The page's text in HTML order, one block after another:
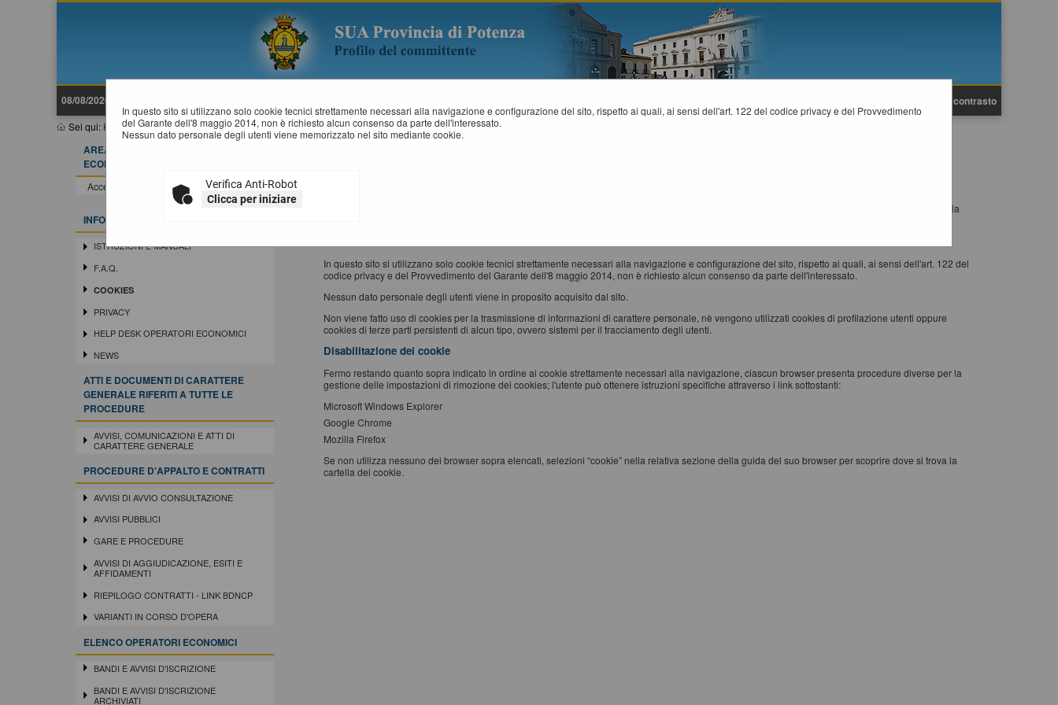
08/08/2026 06:18 Alto contrasto
Sei qui: Home»Informazioni»Cookies
In questo sito si utilizzano solo cookie tecnici strettamente necessari alla navigazione e configurazione del sito, rispetto ai quali, ai sensi dell'art. 122 del codice privacy e del Provvedimento
del Garante dell'8 maggio 2014, non è richiesto alcun consenso da parte dell'interessato.
Nessun dato personale degli utenti viene memorizzato nel sito mediante cookie.
Verifica Anti-Robot
Clicca per iniziare
AREA RISERVATA OPERATORE
ECONOMICO
Accedi - Registrati
INFORMAZIONI
ISTRUZIONI E MANUALI
F.A.Q.
COOKIES
PRIVACY
HELP DESK OPERATORI ECONOMICI
NEWS
ATTI E DOCUMENTI DI CARATTERE
GENERALE RIFERITI A TUTTE LE
PROCEDURE
AVVISI, COMUNICAZIONI E ATTI DI
CARATTERE GENERALE
PROCEDURE D'APPALTO E CONTRATTI
AVVISI DI AVVIO CONSULTAZIONE
AVVISI PUBBLICI
GARE E PROCEDURE
AVVISI DI AGGIUDICAZIONE, ESITI E
AFFIDAMENTI
RIEPILOGO CONTRATTI - LINK BDNCP
VARIANTI IN CORSO D'OPERA
ELENCO OPERATORI ECONOMICI
BANDI E AVVISI D'ISCRIZIONE
BANDI E AVVISI D'ISCRIZIONE
ARCHIVIATI
I cookie sono inviati da un server web (che è il computer sul quale è in esecuzione il sito web visitato) al browser dell'utente (Internet Explorer, Mozilla
In questo sito si utilizzano solo cookie tecnici strettamente necessari alla navigazione e configurazione del sito, rispetto ai quali, ai sensi dell'art. 122 del
codice privacy e del Provvedimento del Garante dell'8 maggio 2014, non è richiesto alcun consenso da parte dell'interessato.
Nessun dato personale degli utenti viene in proposito acquisito dal sito.
Non viene fatto uso di cookies per la trasmissione di informazioni di carattere personale, nè vengono utilizzati cookies di profilazione utenti oppure
cookies di terze parti persistenti di alcun tipo, ovvero sistemi per il tracciamento degli utenti.
Disabilitazione dei cookie
Fermo restando quanto sopra indicato in ordine ai cookie strettamente necessari alla navigazione, ciascun browser presenta procedure diverse per la
gestione delle impostazioni di rimozione dei cookies; l'utente può ottenere istruzioni specifiche attraverso i link sottostanti:
Microsoft Windows Explorer
Google Chrome
Mozilla Firefox
Se non utilizza nessuno dei browser sopra elencati, selezioni “cookie” nella relativa sezione della guida del suo browser per scoprire dove si trova la
cartella dei cookie.